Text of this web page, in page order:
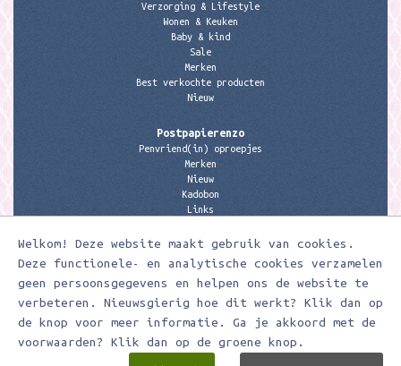
Welkom! Deze website maakt gebruik van cookies.
Deze functionele- en analytische cookies verzamelen
geen persoonsgegevens en helpen ons de website te
verbeteren. Nieuwsgierig hoe dit werkt? Klik dan op
de knop voor meer informatie. Ga je akkoord met de
voorwaarden? Klik dan op de groene knop.
Verzorging & Lifestyle
Wonen & Keuken
Baby & kind
Sale
Merken
Best verkochte producten
Nieuw
Postpapierenzo
Penvriend(in) oproepjes
Merken
Nieuw
Kadobon
Links
Contactgegevens
Meerleuks
anita@meerleuks.nl
06 – 107 163 36
KVK nummer: 58807179
BTW nummer: 853190859B01